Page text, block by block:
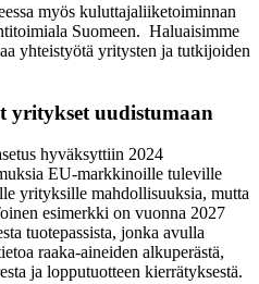
myös kuluttajaliiketoiminnan
Suomeen. Haluaisimme
yhteistyötä yritysten ja tutkijoiden
yritykset uudistumaan
hyväksyttiin 2024
EU-markkinoille tuleville
yrityksille mahdollisuuksia, mutta
esimerkki on vuonna 2027
tuotepassista, jonka avulla
raaka-aineiden alkuperästä,
ja lopputuotteen kierrätyksestä.